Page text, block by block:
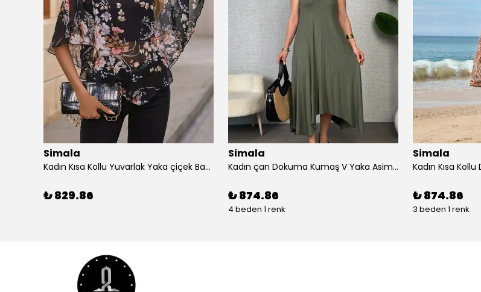
Simala
Kadın Kısa Kollu Yuvarlak Yaka çiçek Baskılı Asimetrik Kesim şifon Bluz
₺ 829.86
Simala
Kadın çan Dokuma Kumaş V Yaka Asimetrik Kesim Elbise
₺ 874.86
4 beden 1 renk
Simala
₺ 874.86
3 beden 1 renk